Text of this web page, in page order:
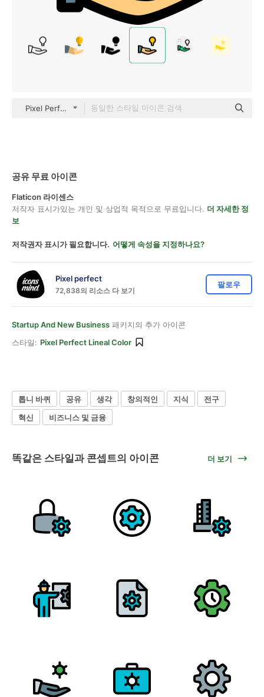
Pixel Perfect Lineal Color
공유 무료 아이콘
Flaticon 라이센스
저작자 표시가있는 개인 및 상업적 목적으로 무료입니다. 더 자세한 정
보
저작권자 표시가 필요합니다. 어떻게 속성을 지정하나요?
Pixel perfect
72,838의 리소스 다 보기
팔로우
Startup And New Business 패키지의 추가 아이콘
스타일: Pixel Perfect Lineal Color
톱니 바퀴 공유 생각 창의적인 지식
전구
혁신
비즈니스 및 금융
똑같은 스타일과 콘셉트의 아이콘 더 보기